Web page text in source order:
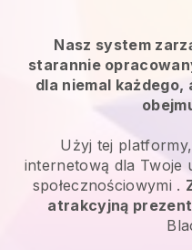
Nasz system
starannie
dla niemal każdego,
Użyj tej
internetową dla Twoje
społecznościowymi .
atrakcyjną